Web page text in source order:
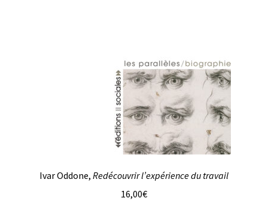
Ivar Oddone, Redécouvrir l’expérience du travail
16,00€